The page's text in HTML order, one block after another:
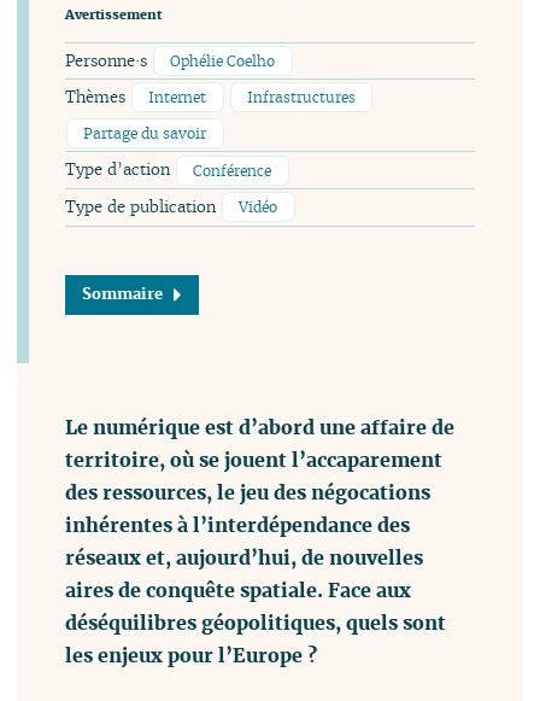
Avertissement
Personne·s Ophélie Coelho
Thèmes Internet
Infrastructures
Partage du savoir
Type d’action Conférence
Type de publication Vidéo
Sommaire
Le numérique est d’abord une affaire de
territoire, où se jouent l’accaparement
des ressources, le jeu des négocations
inhérentes à l’interdépendance des
réseaux et, aujourd’hui, de nouvelles
aires de conquête spatiale. Face aux
déséquilibres géopolitiques, quels sont
les enjeux pour l’Europe ?